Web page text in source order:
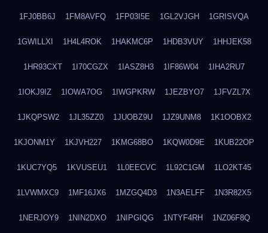
1FJ0BB6J 1FM8AVFQ 1FP03I5E 1GL2VJGH 1GRISVQA
1GWILLXI 1H4L4ROK 1HAKMC6P 1HDB3VUY 1HHJEK58
1HR93CXT 1I70CGZX 1IASZ8H3 1IF86W04 1IHA2RU7
1IOKJ9IZ 1IOWA7OG 1IWGPKRW 1JEZBYO7 1JFVZL7X
1JKQPSW2 1JL35ZZ0 1JUOBZ9U 1JZ9UNM8 1K1OOBX2
1KJONM1Y 1KJVH227 1KMG68BO 1KQW0D9E 1KUB22OP
1KUC7YQ5 1KVUSEU1 1L0EECVC 1L92C1GM 1LO2KT45
1LVWMXC9 1MF16JX6 1MZGQ4D3 1N3AELFF 1N3R82X5
1NERJOY9 1NIN2DXO 1NIPGIQG 1NTYF4RH 1NZ06F8Q